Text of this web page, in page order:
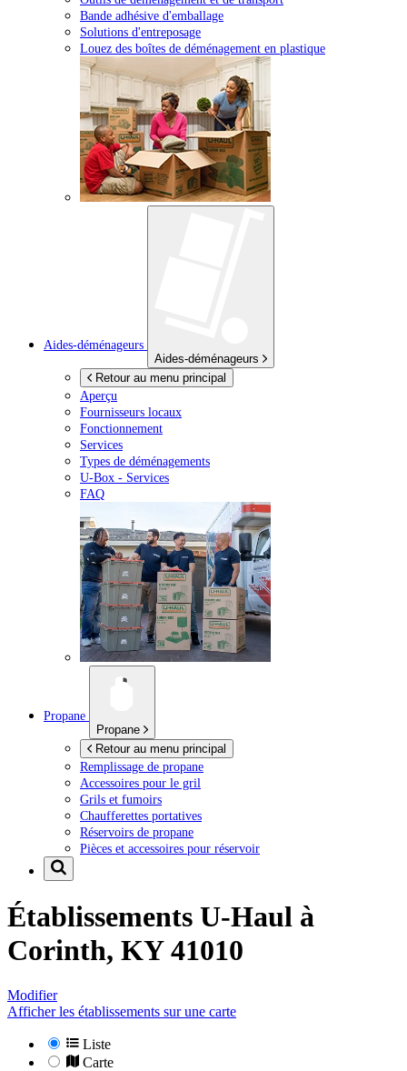
Bande adhésive d'emballage
Solutions d'entreposage
Louez des boîtes de déménagement en plastique
Aides-déménageurs
Aides-déménageurs
Retour au menu principal
Aperçu
Fournisseurs locaux
Fonctionnement
Services
Types de déménagements
U-Box - Services
FAQ
Propane
Propane
Retour au menu principal
Remplissage de propane
Accessoires pour le gril
Grils et fumoirs
Chaufferettes portatives
Réservoirs de propane
Pièces et accessoires pour réservoir
Établissements U-Haul à
Corinth, KY 41010
Modifier
Afficher les établissements sur une carte
Liste
Carte